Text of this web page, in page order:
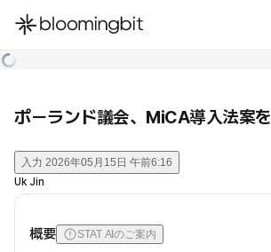
한국어
ポーランド議会、MiCA導入法案
入力 2026年05月15日 午前6:16
Uk Jin
概要 STAT AIのご案内